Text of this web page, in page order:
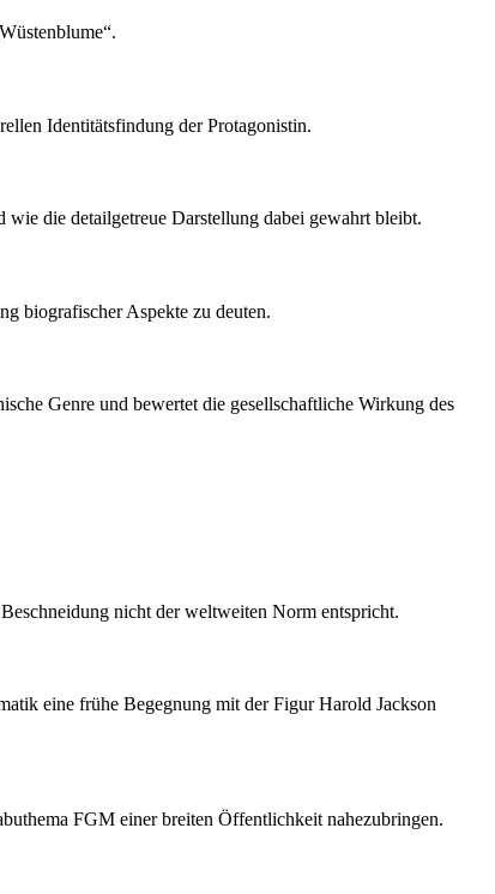
Identitätsfindung der Protagonistin.
die detailgetreue Darstellung dabei gewahrt bleibt.
biografischer Aspekte zu deuten.
Genre und bewertet die gesellschaftliche Wirkung des
nicht der weltweiten Norm entspricht.
eine frühe Begegnung mit der Figur Harold Jackson
FGM einer breiten Öffentlichkeit nahezubringen.